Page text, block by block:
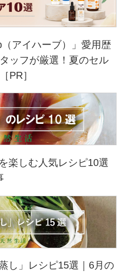
アイハーブ）」愛用歴
ッフが厳選！夏のセル
PR］
楽しむ人気レシピ10選
し」レシピ15選｜6月の